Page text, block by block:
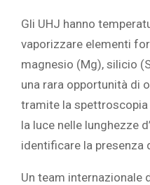
Gli UHJ hanno
vaporizzare elementi
magnesio (Mg), silicio
una rara opportunità di
tramite la
la luce nelle lunghezze
identificare la presenza
Un team internazionale